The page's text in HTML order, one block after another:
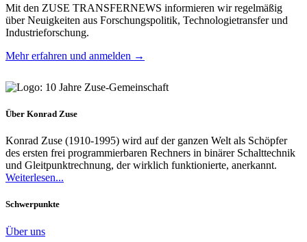
Mit den ZUSE TRANSFERNEWS informieren wir regelmäßig
über Neuigkeiten aus Forschungspolitik, Technologietransfer und
Industrieforschung.
Mehr erfahren und anmelden →
Über Konrad Zuse
Konrad Zuse (1910-1995) wird auf der ganzen Welt als Schöpfer
des ersten frei programmierbaren Rechners in binärer Schalttechnik
und Gleitpunktrechnung, der wirklich funktionierte, anerkannt.
Weiterlesen...
Schwerpunkte
Über uns